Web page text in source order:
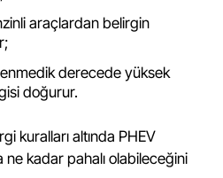
araçlardan belirgin
derecede yüksek
doğurur.
kuralları altında PHEV
ne kadar pahalı olabileceğini